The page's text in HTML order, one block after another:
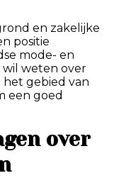
en zakelijke
positie
mode- en
wil weten over
het gebied van
een goed
over